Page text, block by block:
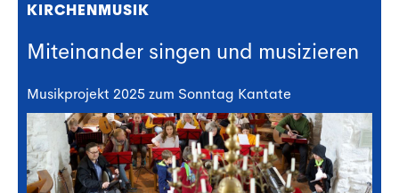
KIRCHENMUSIK
Miteinander singen und musizieren
Musikprojekt 2025 zum Sonntag Kantate